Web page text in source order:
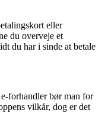
eller
du overveje et
du har i sinde at betale
forhandler bør man for
vilkår, dog er det